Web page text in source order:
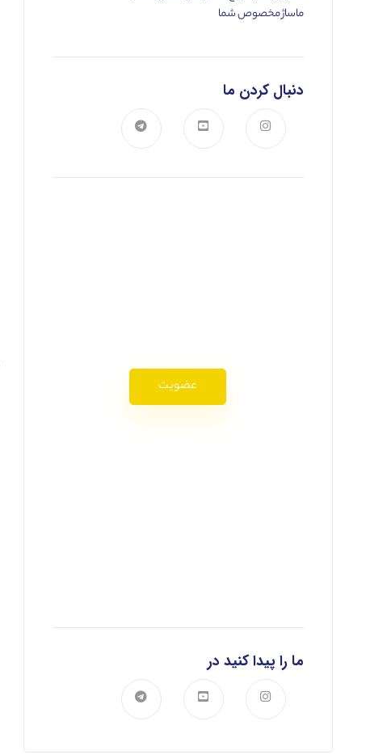
ماساژ مخصوص شما
دنبال کردن ما
عضویت
ما را پیدا کنید در